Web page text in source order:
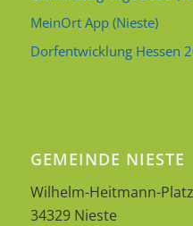
MeinOrt App (Nieste)
Dorfentwicklung Hessen
GEMEINDE NIESTE
Wilhelm-Heitmann-
34329 Nieste